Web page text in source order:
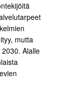
mutta
Alalle